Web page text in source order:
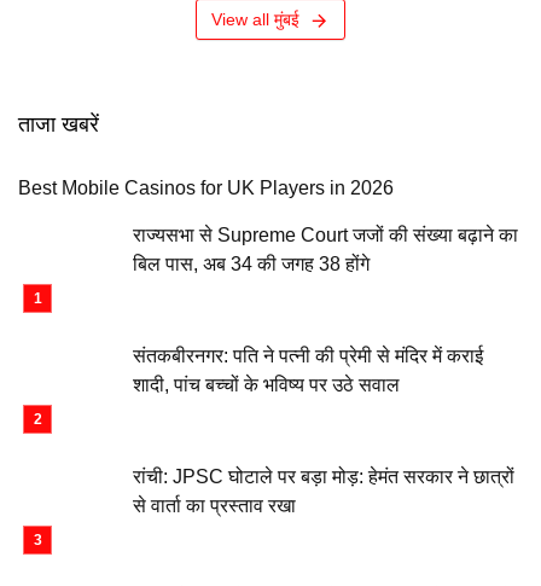
View all मुंबई
ताजा खबरें
Best Mobile Casinos for UK Players in 2026
राज्यसभा से Supreme Court जजों की संख्या बढ़ाने का
बिल पास, अब 34 की जगह 38 होंगे
संतकबीरनगर: पति ने पत्नी की प्रेमी से मंदिर में कराई
शादी, पांच बच्चों के भविष्य पर उठे सवाल
रांची: JPSC घोटाले पर बड़ा मोड़: हेमंत सरकार ने छात्रों
से वार्ता का प्रस्ताव रखा